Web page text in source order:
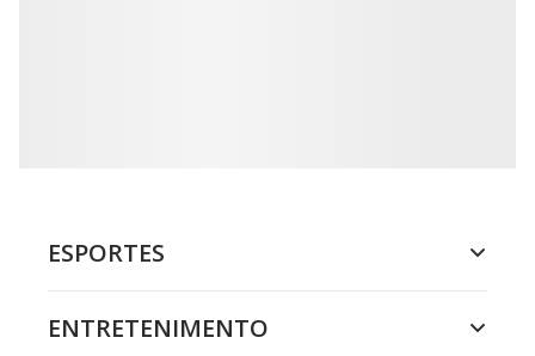
ESPORTES
ENTRETENIMENTO